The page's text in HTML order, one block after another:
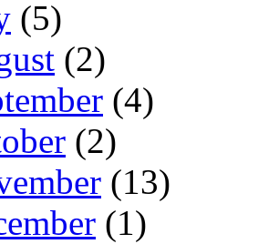
(5)
(2)
(4)
(2)
(13)
(1)